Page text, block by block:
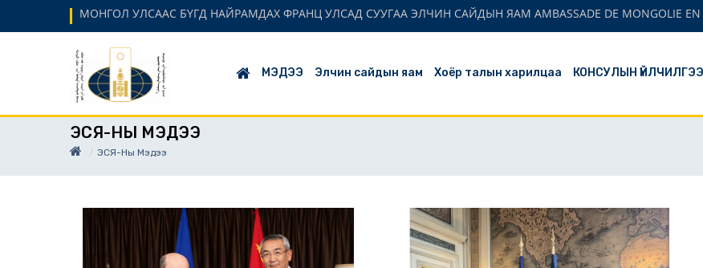
МОНГОЛ УЛСААС БҮГД НАЙРАМДАХ ФРАНЦ УЛСАД СУУГАА ЭЛЧИН САЙДЫН ЯАМ AMBASSADE DE MONGOLIE EN
МЭДЭЭ Элчин сайдын яам Хоёр талын харилцаа КОНСУЛЫН
ЭСЯ-НЫ МЭДЭЭ
ЭСЯ-Ны Мэдээ